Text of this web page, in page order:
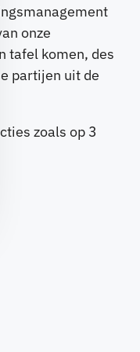
onze
tafel komen, des
partijen uit de
zoals op 3